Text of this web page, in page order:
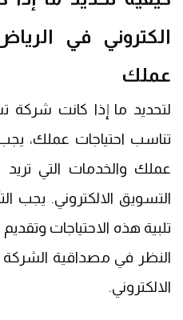
الكتروني في
عملك
لتحديد ما إذا كانت شركة
تناسب احتياجات عملك،
عملك والخدمات التي
التسويق الالكتروني. يجب
تلبية هذه الاحتياجات
النظر في مصداقية
الالكتروني.